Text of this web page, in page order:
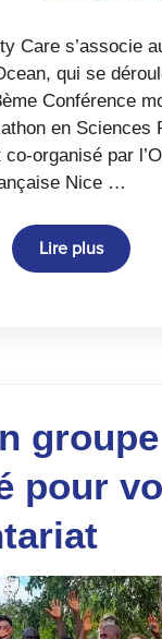
Care s’associe
qui se
Conférence
en
organisé par
Nice …
Lire plus
groupe
pour